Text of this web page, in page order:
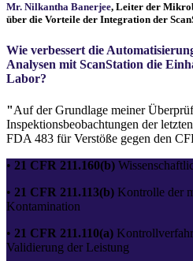
Mr. Nilkantha Banerjee, Leiter der
über die Vorteile der Integration der
Wie verbessert die
Analysen mit ScanStation die
Labor?
"Auf der Grundlage meiner
Inspektionsbeobachtungen der
FDA 483 für Verstöße gegen den
• 21 CFR 211.160(b)
• 21 CFR 211.113(b) Kontrolle der
Kontamination
• 21 CFR 211.110(a)
Validierung der Leistung